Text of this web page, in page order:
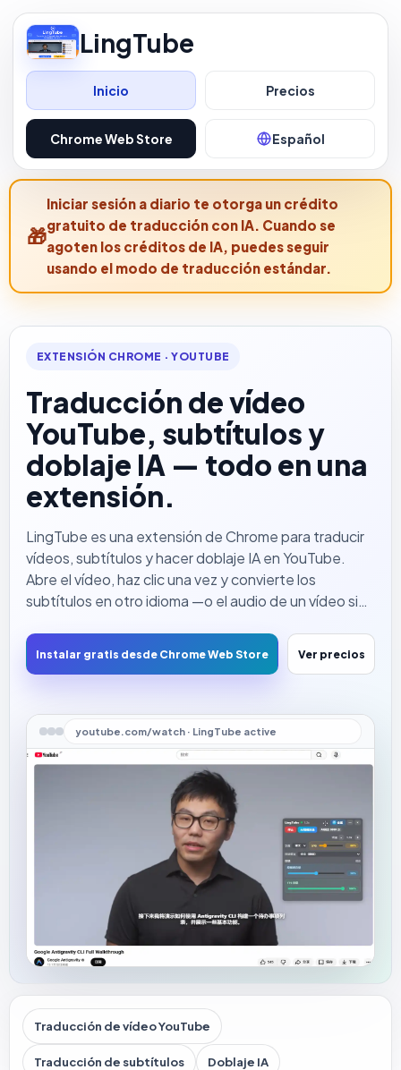
LingTube
Inicio Precios
Chrome Web Store Español
Iniciar sesión a diario te otorga un crédito
gratuito de traducción con IA. Cuando se
agoten los créditos de IA, puedes seguir
usando el modo de traducción estándar.
EXTENSIÓN CHROME · YOUTUBE
Traducción de vídeo
YouTube, subtítulos y
doblaje IA — todo en una
extensión.
LingTube es una extensión de Chrome para traducir
vídeos, subtítulos y hacer doblaje IA en YouTube.
Abre el vídeo, haz clic una vez y convierte los
subtítulos en otro idioma —o el audio de un vídeo sin
con voz natural mientras el vídeo sigue
reproduciéndose. Ya no necesitas fijar la mirada en
Instalar gratis desde Chrome Web Store Ver precios
youtube.com/watch · LingTube active
Traducción de vídeo YouTube
Traducción de subtítulos Doblaje IA